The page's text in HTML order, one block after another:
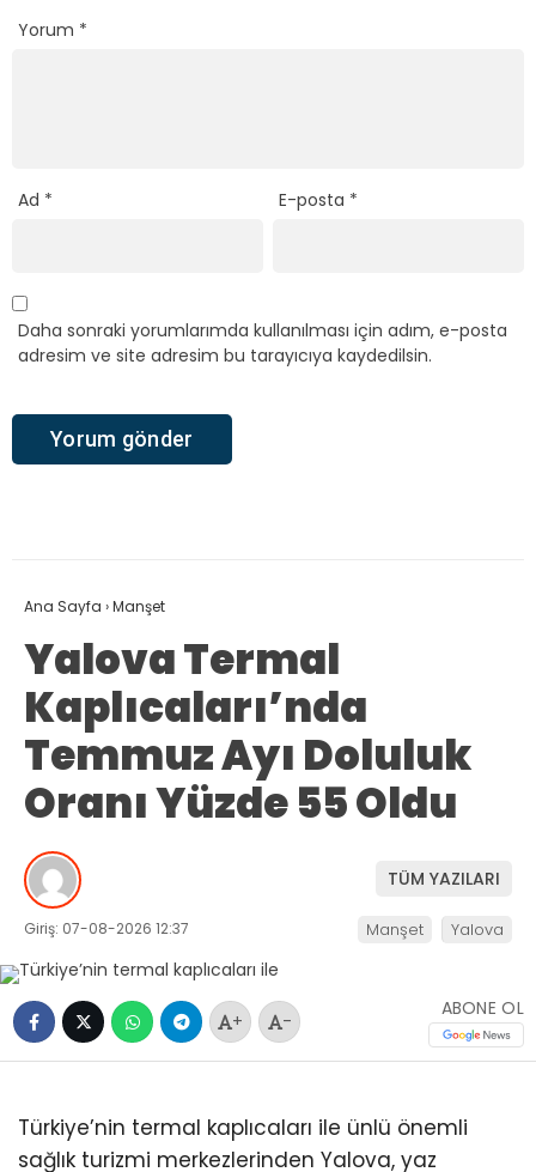
Yorum *
Ad * E-posta *
Daha sonraki yorumlarımda kullanılması için adım, e-posta
adresim ve site adresim bu tarayıcıya kaydedilsin.
Ana Sayfa ›Manşet
Yalova Termal
Kaplıcaları’nda
Temmuz Ayı Doluluk
Oranı Yüzde 55 Oldu
TÜM YAZILARI
Giriş: 07-08-2026 12:37 Manşet Yalova
+ -
ABONE OL
Türkiye’nin termal kaplıcaları ile ünlü önemli
sağlık turizmi merkezlerinden Yalova, yaz